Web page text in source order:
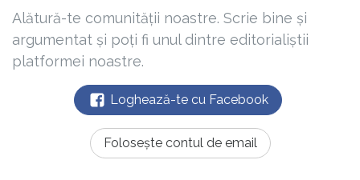
Alătură-te comunității noastre. Scrie bine și
argumentat și poți fi unul dintre editorialiștii
platformei noastre.
Loghează-te cu Facebook
Folosește contul de email